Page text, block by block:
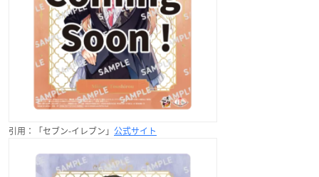
引用：「セブン-イレブン」 公式サイト